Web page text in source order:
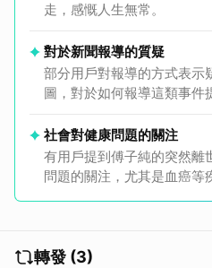
走，感慨人生無常。
對於新聞報導的質疑
部分用戶對報導的方式表示
圖，對於如何報導這類事件
社會對健康問題的關注
有用戶提到傅子純的突然離
問題的關注，尤其是血癌等
轉發 (3)